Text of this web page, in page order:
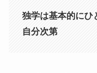
独学は基本的にひ
自分次第